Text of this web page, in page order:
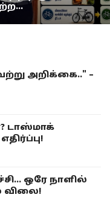
முதல்வர் ஸ்டாலினின் நகைச்சுவை உணர்வுக்கு அளவே இல்லையா? அன்புமணி கேள்வி
டாப் 5 ஸ்ட்ரீமிங் பிளாட்பார்ம் எது தெரியுமா? கவனத்தை ஈர்க்கும் YouTube Music!
அறிக்கை.." –
டாஸ்மாக்
ஒரே நாளில்
விலை!